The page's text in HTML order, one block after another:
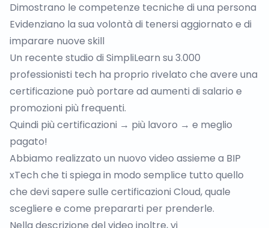
Dimostrano le competenze tecniche di una persona
Evidenziano la sua volontà di tenersi aggiornato e di
imparare nuove skill
Un recente studio di SimpliLearn su 3.000
professionisti tech ha proprio rivelato che avere una
certificazione può portare ad aumenti di salario e
promozioni più frequenti.
Quindi più certificazioni → più lavoro → e meglio
pagato!
Abbiamo realizzato un nuovo video assieme a BIP
xTech che ti spiega in modo semplice tutto quello
che devi sapere sulle certificazioni Cloud, quale
scegliere e come prepararti per prenderle.